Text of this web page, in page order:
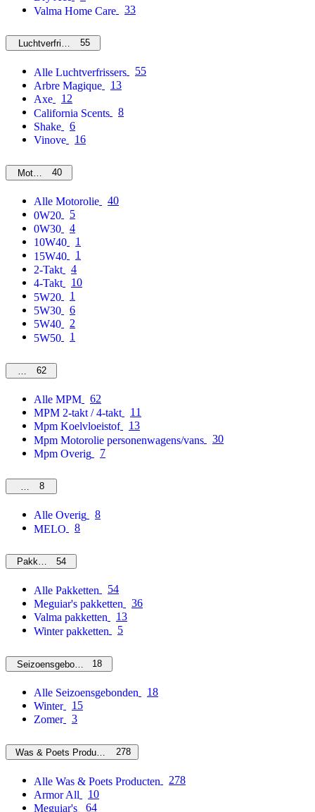
Valma Home Care
33
Luchtverfrissers55
Alle Luchtverfrissers
55
Arbre Magique
13
Axe
12
California Scents
8
Shake
6
Vinove
16
Motorolie40
Alle Motorolie
40
0W20
5
0W30
4
10W40
1
15W40
1
2-Takt
4
4-Takt
10
5W20
1
5W30
6
5W40
2
5W50
1
MPM62
Alle MPM
62
MPM 2-takt / 4-takt
11
Mpm Koelvloeistof
13
Mpm Motorolie personenwagens/vans
30
Mpm Overig
7
Overig
8
Alle Overig
8
MELO
8
Pakketten54
Alle Pakketten
54
Meguiar's pakketten
36
Valma pakketten
13
Winter pakketten
5
Seizoensgebonden18
Alle Seizoensgebonden
18
Winter
15
Zomer
3
Was & Poets Producten 278
Alle Was & Poets Producten
278
Armor All
10
Meguiar's
64